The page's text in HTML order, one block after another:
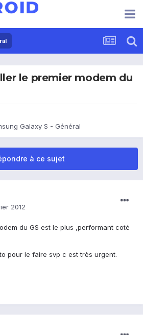
le premier modem du
Galaxy S - Général
à ce sujet
2012
du GS est le plus ,performant coté
pour le faire svp c est très urgent.